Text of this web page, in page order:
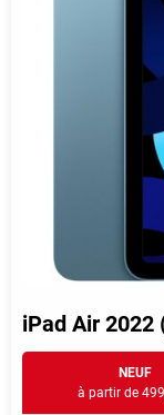
iPad Air 2022
NEUF
à partir de